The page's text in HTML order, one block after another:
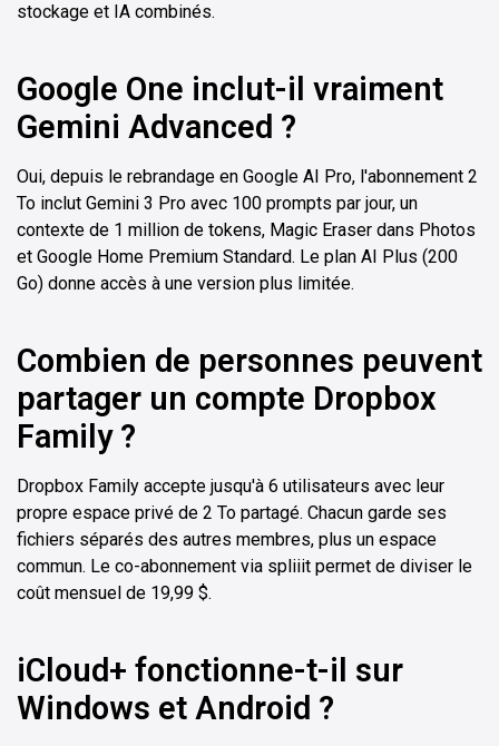
stockage et IA combinés.
Google One inclut-il vraiment
Gemini Advanced ?
Oui, depuis le rebrandage en Google AI Pro, l'abonnement 2
To inclut Gemini 3 Pro avec 100 prompts par jour, un
contexte de 1 million de tokens, Magic Eraser dans Photos
et Google Home Premium Standard. Le plan AI Plus (200
Go) donne accès à une version plus limitée.
Combien de personnes peuvent
partager un compte Dropbox
Family ?
Dropbox Family accepte jusqu'à 6 utilisateurs avec leur
propre espace privé de 2 To partagé. Chacun garde ses
fichiers séparés des autres membres, plus un espace
commun. Le co-abonnement via spliiit permet de diviser le
coût mensuel de 19,99 $.
iCloud+ fonctionne-t-il sur
Windows et Android ?